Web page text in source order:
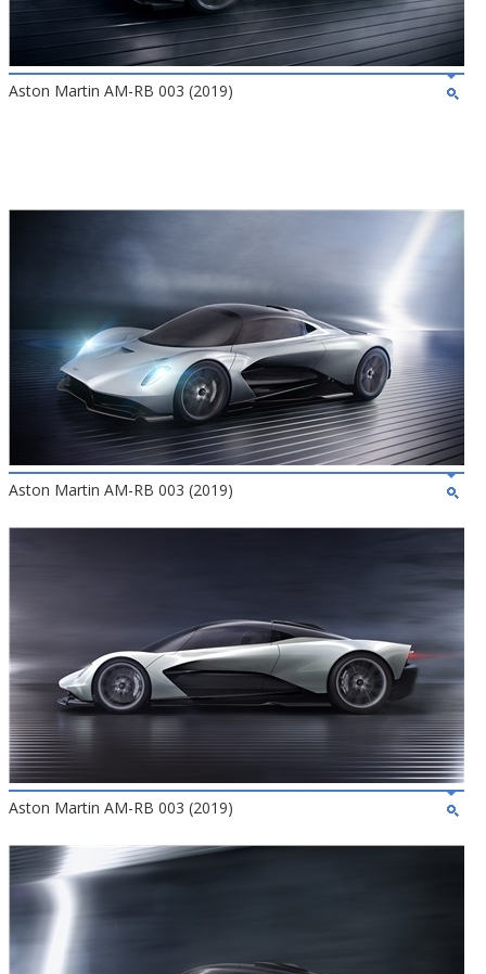
Aston Martin AM-RB 003 (2019)
Aston Martin AM-RB 003 (2019)
Aston Martin AM-RB 003 (2019)